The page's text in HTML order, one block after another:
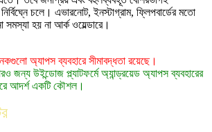
চলে। এভারনোট, ইনস্টাগ্রাম, ফ্লিপবার্ডের মতো
হয় না আর্ক ওয়েল্ডারে।
অ্যাপস ব্যবহারে সীমাবদ্ধতা রয়েছে।
জন্য উইন্ডোজ প্ল্যাটফর্মে অ্যান্ড্রয়েড অ্যাপস ব্যবহারের
আদর্শ একটি কৌশল।